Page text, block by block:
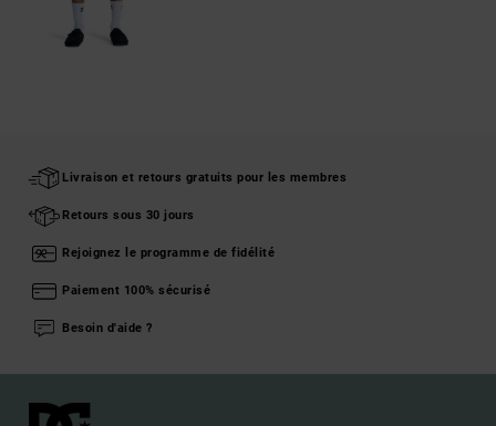
Livraison et retours gratuits pour les membres
Retours sous 30 jours
Rejoignez le programme de fidélité
Paiement 100% sécurisé
Besoin d'aide ?